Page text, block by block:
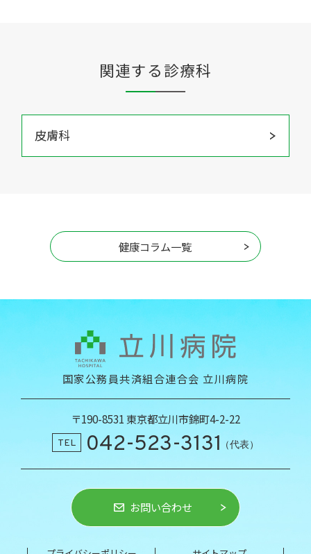
関連する診療科
皮膚科
健康コラム一覧
国家公務員共済組合連合会 立川病院
〒190-8531 東京都立川市錦町4-2-22
TEL 042-523-3131 （代表）
お問い合わせ